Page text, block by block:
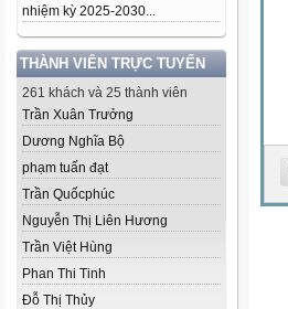
nhiệm kỳ 2025-2030...
THÀNH VIÊN TRỰC TUYẾN
261 khách và 25 thành viên
Trần Xuân Trưởng
Dương Nghĩa Bộ
phạm tuấn đạt
Trần Quốcphúc
Nguyễn Thị Liên Hương
Trần Việt Hùng
Phan Thi Tinh
Đỗ Thị Thủy